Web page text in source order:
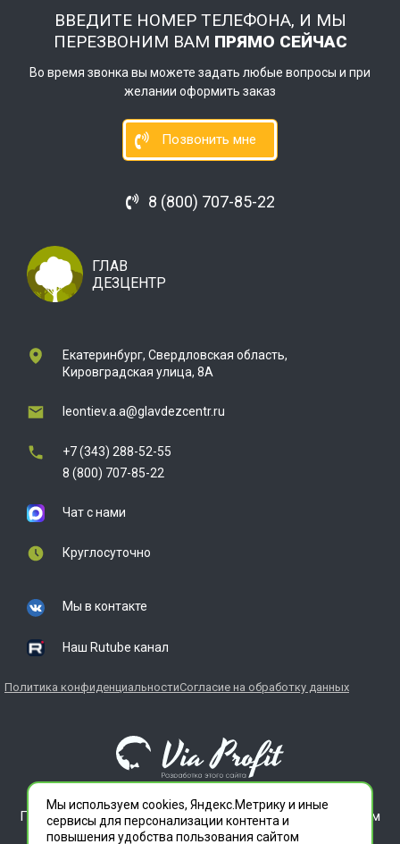
ВВЕДИТЕ НОМЕР ТЕЛЕФОНА, И МЫ
ПЕРЕЗВОНИМ ВАМ ПРЯМО СЕЙЧАС
Во время звонка вы можете задать любые вопросы и при
желании оформить заказ
Позвонить мне
8 (800) 707-85-22
ГЛАВ
ДЕЗЦЕНТР
Екатеринбург, Свердловская область,
Кировградская улица, 8А
leontiev.a.a@glavdezcentr.ru
+7 (343) 288-52-55
8 (800) 707-85-22
Чат с нами
Круглосуточно
Мы в контакте
Наш Rutube канал
Политика конфиденциальностиСогласие на обработку данных
ГЛАВДЕЗЦЕНТР является зарегистрированным товарным
знаком. Все права защищены.
Мы используем cookies, Яндекс.Метрику и иные
сервисы для персонализации контента и
повышения удобства пользования сайтом